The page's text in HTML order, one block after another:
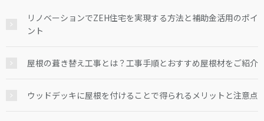
リノベーションでZEH住宅を実現する方法と補助金活用のポイ
ント
屋根の葺き替え工事とは？工事手順とおすすめ屋根材をご紹介
ウッドデッキに屋根を付けることで得られるメリットと注意点